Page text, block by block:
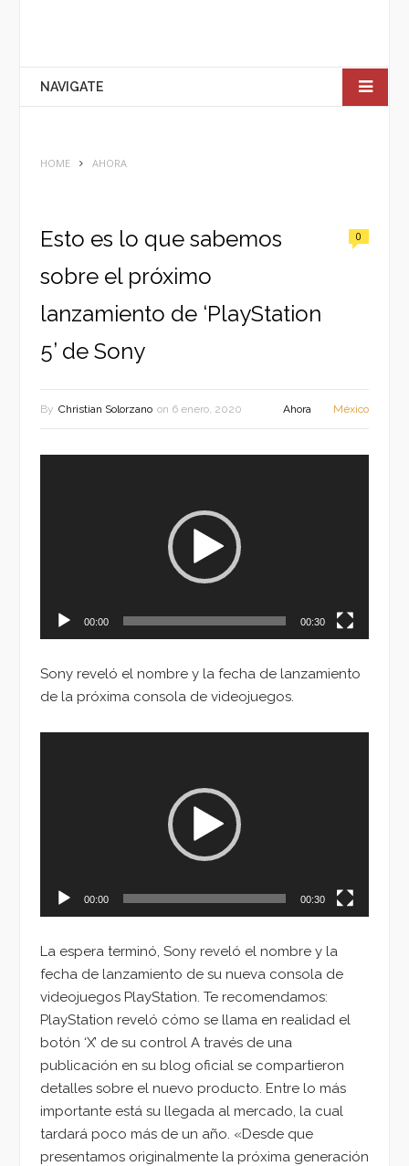
NAVIGATE
HOME AHORA
Esto es lo que sabemos
sobre el próximo
lanzamiento de ‘PlayStation
5’ de Sony
0
By Christian Solorzano on 6 enero, 2020 Ahora México
00:00 00:30
Sony reveló el nombre y la fecha de lanzamiento
de la próxima consola de videojuegos.
00:00 00:30
La espera terminó, Sony reveló el nombre y la
fecha de lanzamiento de su nueva consola de
videojuegos PlayStation. Te recomendamos:
PlayStation reveló cómo se llama en realidad el
botón ‘X’ de su control A través de una
publicación en su blog oficial se compartieron
detalles sobre el nuevo producto. Entre lo más
importante está su llegada al mercado, la cual
tardará poco más de un año. «Desde que
presentamos originalmente la próxima generación